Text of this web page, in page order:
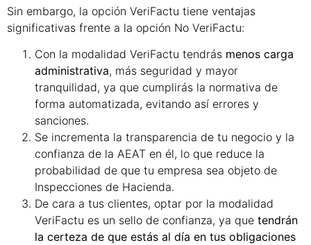
Sin embargo, la opción VeriFactu tiene ventajas
significativas frente a la opción No VeriFactu:
Con la modalidad VeriFactu tendrás menos carga
administrativa, más seguridad y mayor
tranquilidad, ya que cumplirás la normativa de
forma automatizada, evitando así errores y
sanciones.
Se incrementa la transparencia de tu negocio y la
confianza de la AEAT en él, lo que reduce la
probabilidad de que tu empresa sea objeto de
Inspecciones de Hacienda.
De cara a tus clientes, optar por la modalidad
VeriFactu es un sello de confianza, ya que tendrán
la certeza de que estás al día en tus obligaciones